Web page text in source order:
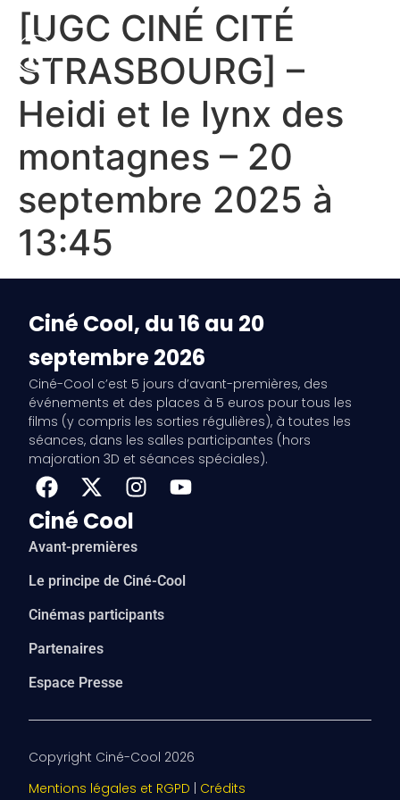
[UGC CINÉ CITÉ
STRASBOURG] –
Heidi et le lynx des
montagnes – 20
septembre 2025 à
13:45
Ciné Cool, du 16 au 20
septembre 2026
Ciné-Cool c’est 5 jours d’avant-premières, des
événements et des places à 5 euros pour tous les
films (y compris les sorties régulières), à toutes les
séances, dans les salles participantes (hors
majoration 3D et séances spéciales).
Ciné Cool
Avant-premières
Le principe de Ciné-Cool
Cinémas participants
Partenaires
Espace Presse
Copyright Ciné-Cool 2026
Mentions légales et RGPD
Crédits